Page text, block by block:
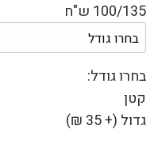
100/135 ש"ח
בחרו גודל:
קטן
גדול (+